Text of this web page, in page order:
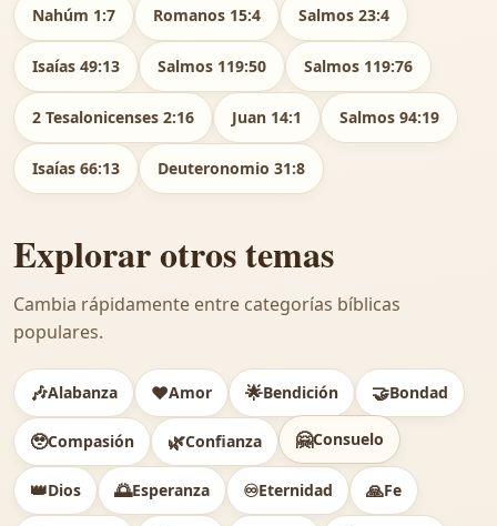
Nahúm 1:7 Romanos 15:4 Salmos 23:4
Isaías 49:13 Salmos 119:50 Salmos 119:76
2 Tesalonicenses 2:16 Juan 14:1 Salmos 94:19
Isaías 66:13 Deuteronomio 31:8
Explorar otros temas
Cambia rápidamente entre categorías bíblicas
populares.
🎶Alabanza ❤️Amor 🌟Bendición 🤝Bondad
🥹Compasión 🌿Confianza 🤗Consuelo
👑Dios 🌅Esperanza ♾️Eternidad 🙏Fe